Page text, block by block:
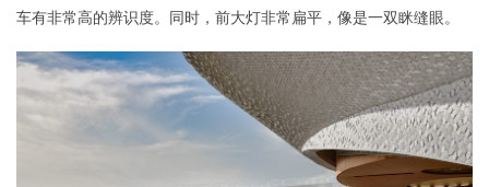
车有非常高的辨识度。同时，前大灯非常扁平，像是一双眯缝眼。